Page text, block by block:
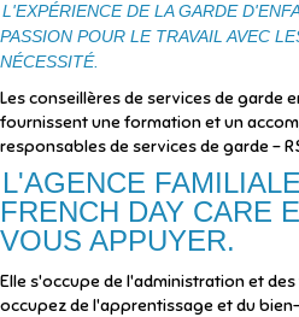
L'EXPÉRIENCE DE LA GARDE
PASSION POUR LE TRAVAIL AVEC
NÉCESSITÉ.
Les conseillères de services de garde
fournissent une formation et un
responsables de services de garde -
L'AGENCE
FRENCH DAY CARE
VOUS APPUYER.
Elle s'occupe de l'administration et
occupez de l'apprentissage et du